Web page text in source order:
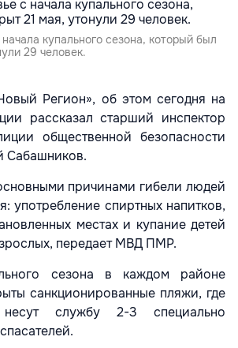
купального сезона, который был
29 человек.
Регион», об этом сегодня на
рассказал старший инспектор
общественной безопасности
причинами гибели людей
употребление спиртных напитков,
местах и купание детей
передает МВД ПМР.
сезона в каждом районе
санкционированные пляжи, где
несут службу 2-3 специально